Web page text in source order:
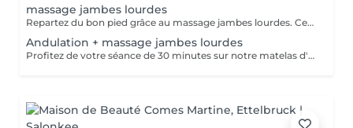
massage jambes lourdes
Repartez du bon pied grâce au massage jambes lourdes. Ce dernier permet de soulager les sensations de lourdeur dans les jambes en améliorant la circulation sanguine et lymphatique. Ce massage favorise le retour veineux, diminue la rétention d'eau et évacue les toxines sources de vos douleurs. Réalisé régulièrement, il apporte une sensation de légèreté après chaque séance. - Jambes lourdes - Rétention d'eau - Jambes fatiguées
Andulation + massage jambes lourdes
Profitez de votre séance de 30 minutes sur notre matelas d'andulation pour une efficacité maximale de votre massage jambes lourdes. Propriétés du matelas d'andulation : stimulation du flux lymphatique, augmentation de la circulation sanguine, production énergétique cellulaire, activation des mécanismes de détente musculaire, refoulement des signaux douloureux.